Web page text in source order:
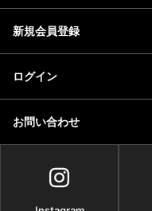
新規会員登録
ログイン
お問い合わせ